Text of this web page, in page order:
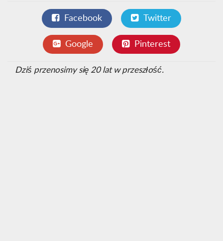
Facebook Twitter
Google Pinterest
Dziś przenosimy się 20 lat w przeszłość.